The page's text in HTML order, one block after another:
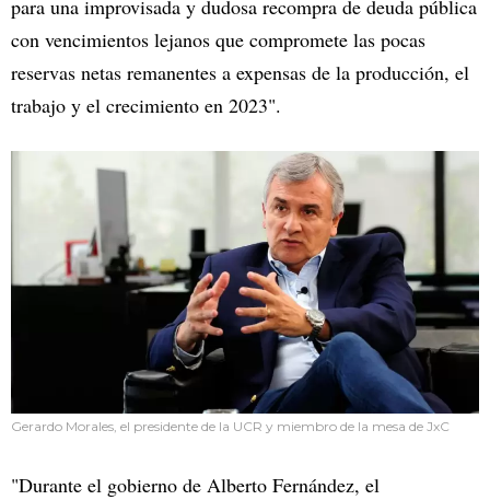
para una improvisada y dudosa recompra de deuda pública
con vencimientos lejanos que compromete las pocas
reservas netas remanentes a expensas de la producción, el
trabajo y el crecimiento en 2023".
Gerardo Morales, el presidente de la UCR y miembro de la mesa de JxC
"Durante el gobierno de Alberto Fernández, el